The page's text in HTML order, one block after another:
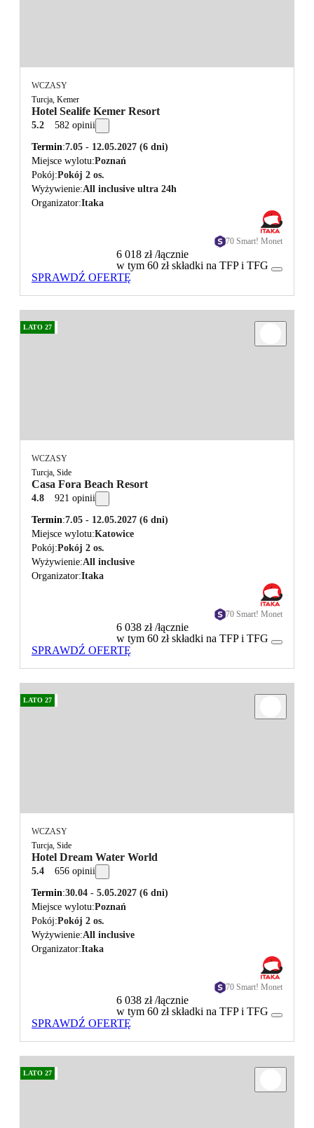
WCZASY
Turcja, Kemer
Hotel Sealife Kemer Resort
5.2 582 opinii
Termin 7.05 - 12.05.2027 (6 dni)
Miejsce wylotu Poznań
Pokój Pokój 2 os.
Wyżywienie All inclusive ultra 24h
Organizator Itaka
70 Smart! Monet
6 018 zł/łącznie
w tym 60 zł składki na TFP i TFG
SPRAWDŹ OFERTĘ
LATO 27
WCZASY
Turcja, Side
Casa Fora Beach Resort
4.8 921 opinii
Termin 7.05 - 12.05.2027 (6 dni)
Miejsce wylotu Katowice
Pokój Pokój 2 os.
Wyżywienie All inclusive
Organizator Itaka
70 Smart! Monet
6 038 zł/łącznie
w tym 60 zł składki na TFP i TFG
SPRAWDŹ OFERTĘ
LATO 27
WCZASY
Turcja, Side
Hotel Dream Water World
5.4 656 opinii
Termin 30.04 - 5.05.2027 (6 dni)
Miejsce wylotu Poznań
Pokój Pokój 2 os.
Wyżywienie All inclusive
Organizator Itaka
70 Smart! Monet
6 038 zł/łącznie
w tym 60 zł składki na TFP i TFG
SPRAWDŹ OFERTĘ
LATO 27